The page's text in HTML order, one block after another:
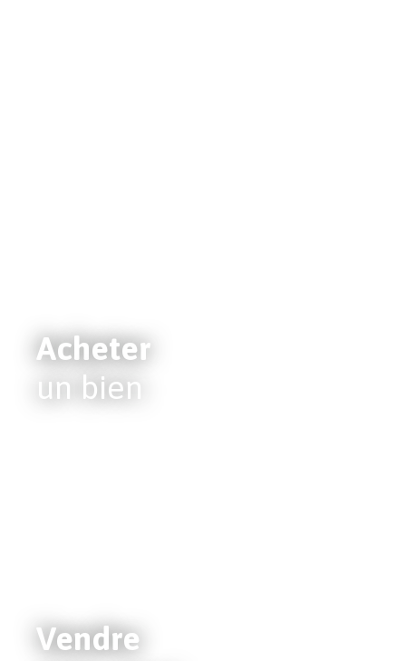
Acheter
un bien
Vendre